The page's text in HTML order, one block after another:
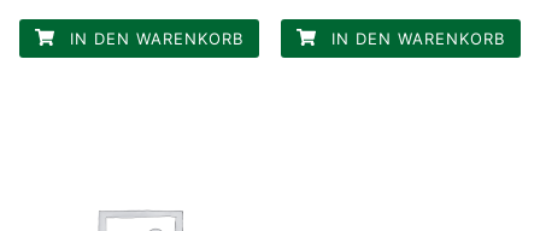
IN DEN WARENKORB IN DEN WARENKORB